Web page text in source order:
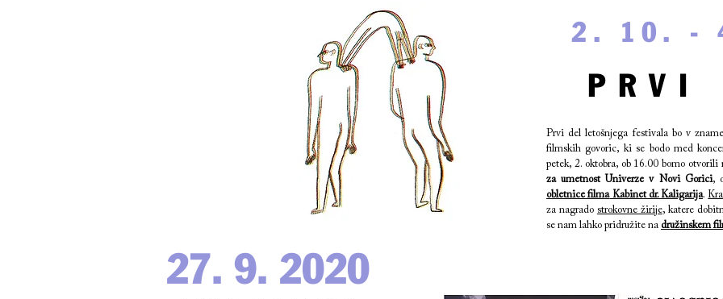
2. 10. -
PRVI
Prvi del letošnjega festivala bo v
filmskih govoric, ki se bodo med
petek, 2. oktobra, ob 16.00 bomo otvorili
za umetnost Univerze v Novi Gorici,
obletnice filmaKabinet dr. Kaligarija.
za nagrado strokovne žirije, katere
se nam lahko pridružite na družinskem
27. 9. 2020